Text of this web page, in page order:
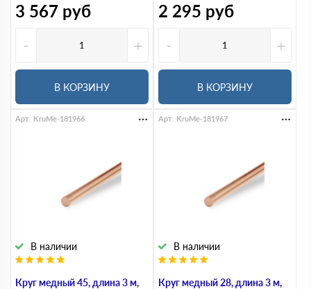
3 567 руб
-
+
В КОРЗИНУ
2 295 руб
-
+
В КОРЗИНУ
Круг медный 45, длина 3 м,
В наличии
Арт. KruMe-181966
Круг медный 28, длина 3 м,
В наличии
Арт. KruMe-181967